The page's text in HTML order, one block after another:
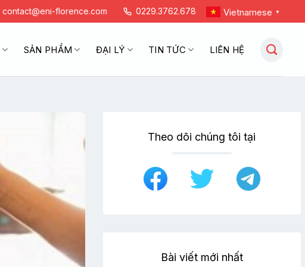
contact@eni-florence.com 0229.3762.678 Vietnamese ▼
SẢN PHẨM ĐẠI LÝ TIN TỨC LIÊN HỆ
Theo dõi chúng tôi tại
Bài viết mới nhất